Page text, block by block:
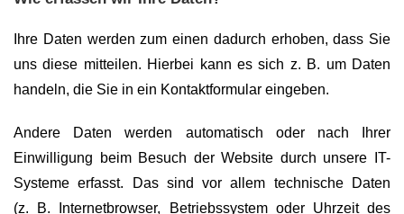
Ihre Daten werden zum einen dadurch erhoben, dass Sie
uns diese mitteilen. Hierbei kann es sich z. B. um Daten
handeln, die Sie in ein Kontaktformular eingeben.
Andere Daten werden automatisch oder nach Ihrer
Einwilligung beim Besuch der Website durch unsere IT-
Systeme erfasst. Das sind vor allem technische Daten
(z. B. Internetbrowser, Betriebssystem oder Uhrzeit des